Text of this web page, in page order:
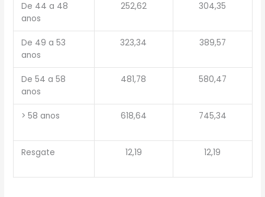
De 44 a 48
anos
252,62 304,35
De 49 a 53
anos
323,34 389,57
De 54 a 58
anos
481,78 580,47
> 58 anos 618,64 745,34
Resgate 12,19 12,19